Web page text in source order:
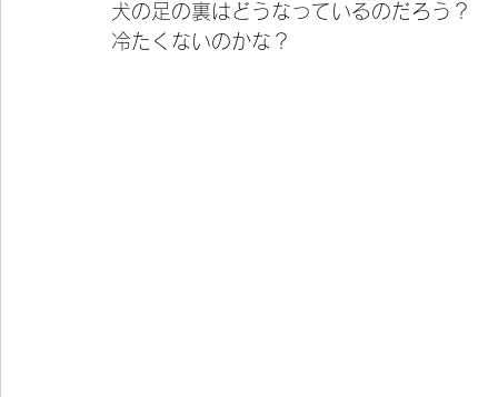
犬の足の裏はどうなっているのだろう？
冷たくないのかな？